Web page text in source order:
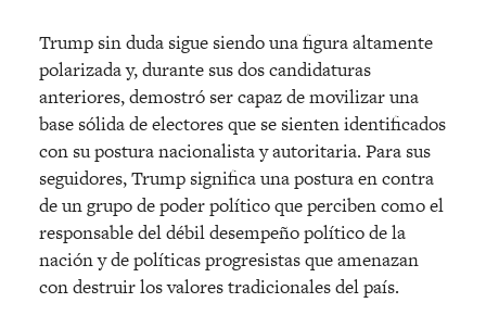
Trump sin duda sigue siendo una figura altamente
polarizada y, durante sus dos candidaturas
anteriores, demostró ser capaz de movilizar una
base sólida de electores que se sienten identificados
con su postura nacionalista y autoritaria. Para sus
seguidores, Trump significa una postura en contra
de un grupo de poder político que perciben como el
responsable del débil desempeño político de la
nación y de políticas progresistas que amenazan
con destruir los valores tradicionales del país.